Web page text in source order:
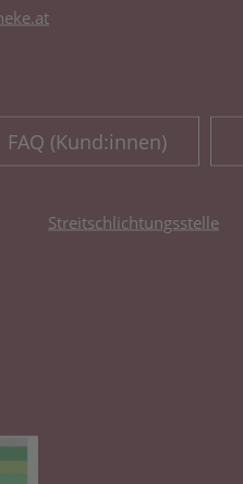
FAQ (Kund:innen)
Streitschlichtungsstelle